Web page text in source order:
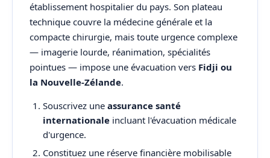
établissement hospitalier du pays. Son plateau
technique couvre la médecine générale et la
compacte chirurgie, mais toute urgence complexe
— imagerie lourde, réanimation, spécialités
pointues — impose une évacuation vers Fidji ou
la Nouvelle-Zélande.
Souscrivez une assurance santé
internationale incluant l'évacuation médicale
d'urgence.
Constituez une réserve financière mobilisable